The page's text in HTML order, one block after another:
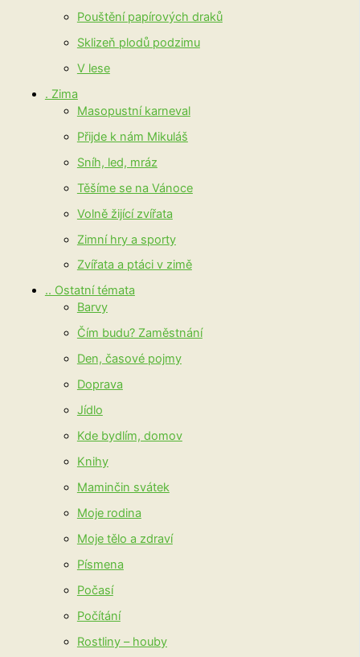
Pouštění papírových draků
Sklizeň plodů podzimu
V lese
. Zima
Masopustní karneval
Přijde k nám Mikuláš
Sníh, led, mráz
Těšíme se na Vánoce
Volně žijící zvířata
Zimní hry a sporty
Zvířata a ptáci v zimě
.. Ostatní témata
Barvy
Čím budu? Zaměstnání
Den, časové pojmy
Doprava
Jídlo
Kde bydlím, domov
Knihy
Maminčin svátek
Moje rodina
Moje tělo a zdraví
Písmena
Počasí
Počítání
Rostliny – houby